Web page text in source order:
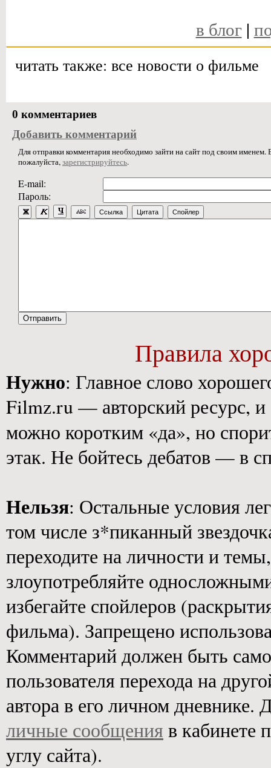
в блог |
читать также: все новости о фильме
0 комментариев
Добавить комментарий
Для отправки комментария необходимо зайти на сайт под своим
пожалуйста,зарегистрируйтесь.
E-mail:
Пароль:
Ссылка Цитата Спойлер
Правила
Нужно: Главное слово
Filmz.ru — авторский ресурс,
можно коротким «да», но
этак. Не бойтесь дебатов — в
Нельзя: Остальные условия
том числе з*пиканный
переходите на личности и
злоупотребляйте
избегайте спойлеров
фильма). Запрещено
Комментарий должен быть
пользователя перехода на
автора в его личном дневнике.
личные сообщения в кабинете
углу сайта).